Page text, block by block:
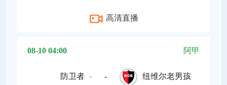
高清直播
08-10 04:00 阿甲
防卫者 - 纽维尔老男孩